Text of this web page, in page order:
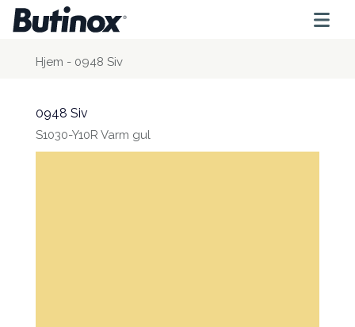
Hjem - 0948 Siv
0948 Siv
S1030-Y10R Varm gul